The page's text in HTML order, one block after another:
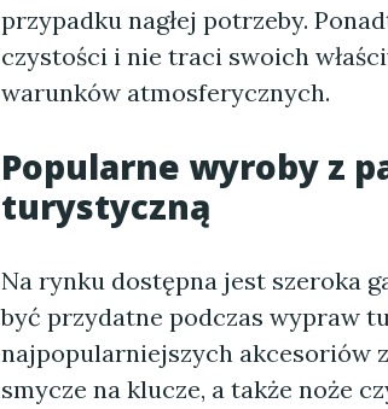
przypadku nagłej potrzeby.
czystości i nie traci swoich
warunków atmosferycznych.
Popularne wyroby z
turystyczną
Na rynku dostępna jest szeroka
być przydatne podczas wypraw
najpopularniejszych akcesoriów
smycze na klucze, a także noże